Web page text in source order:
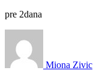
pre 2dana
Miona Zivic